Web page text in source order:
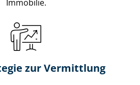
Immobilie.
zur Vermittlung